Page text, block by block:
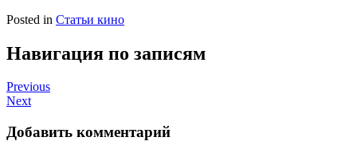
Posted in Статьи кино
Навигация по записям
Previous
Next
Добавить комментарий